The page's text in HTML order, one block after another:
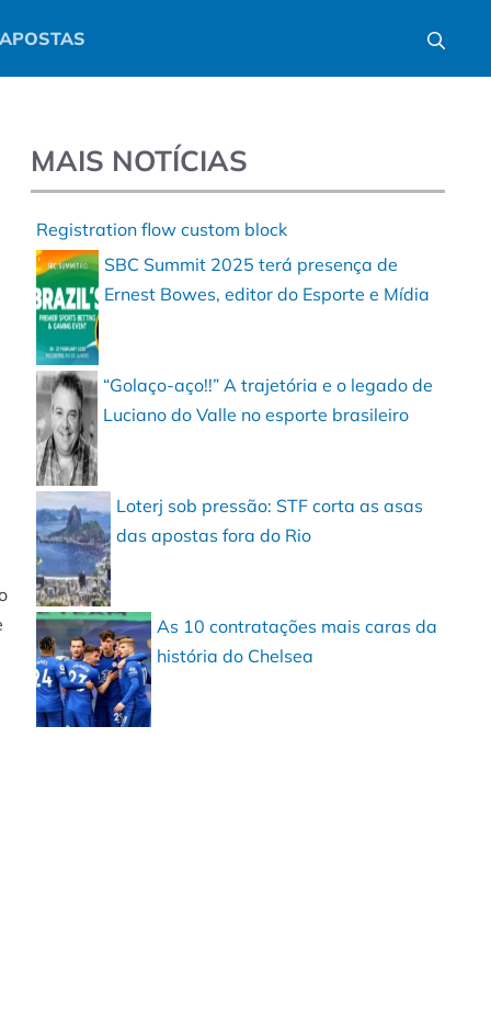
MAIS NOTÍCIAS
Registration flow custom block
SBC Summit 2025 terá presença de
Ernest Bowes, editor do Esporte e Mídia
“Golaço-aço!!” A trajetória e o legado de
Luciano do Valle no esporte brasileiro
Loterj sob pressão: STF corta as asas
das apostas fora do Rio
As 10 contratações mais caras da
história do Chelsea